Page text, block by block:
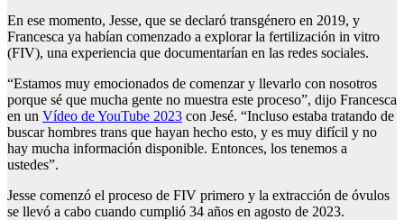
En ese momento, Jesse, que se declaró transgénero en 2019, y
Francesca ya habían comenzado a explorar la fertilización in vitro
(FIV), una experiencia que documentarían en las redes sociales.
“Estamos muy emocionados de comenzar y llevarlo con nosotros
porque sé que mucha gente no muestra este proceso”, dijo Francesca
en un Vídeo de YouTube 2023 con Jesé. “Incluso estaba tratando de
buscar hombres trans que hayan hecho esto, y es muy difícil y no
hay mucha información disponible. Entonces, los tenemos a
ustedes”.
Jesse comenzó el proceso de FIV primero y la extracción de óvulos
se llevó a cabo cuando cumplió 34 años en agosto de 2023.